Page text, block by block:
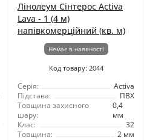
Лінолеум Сінтерос Activa
Lava - 1 (4 м)
напівкомерційний (кв. м)
Немає в наявності
Код товару: 2044
Серія:
Activa
Підстава:
ПВХ
Товщина захисного
шару:
0,4
мм
Клас:
32
Товщина:
2 мм